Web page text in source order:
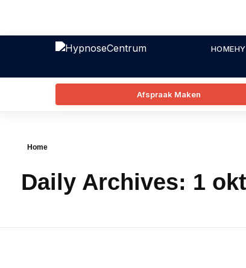
HOME
Afspraak Maken
Home
Daily Archives: 1